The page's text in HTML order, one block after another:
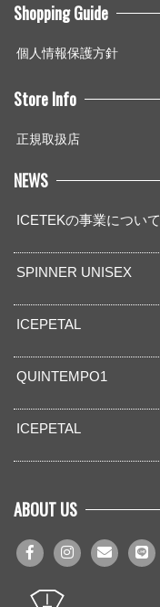
Shopping Guide
個人情報保護方針
Store Info
正規取扱店
NEWS
ICETEKの事業について
SPINNER UNISEX
ICEPETAL
QUINTEMPO1
ICEPETAL
ABOUT US